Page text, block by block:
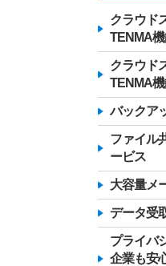
クラウド
TENMA
クラウド
TENMA
バックア
ファイル
ービス
大容量メ
データ受
プライバ
企業も安